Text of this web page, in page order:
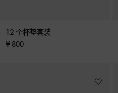
12 个杯垫套装
¥ 800